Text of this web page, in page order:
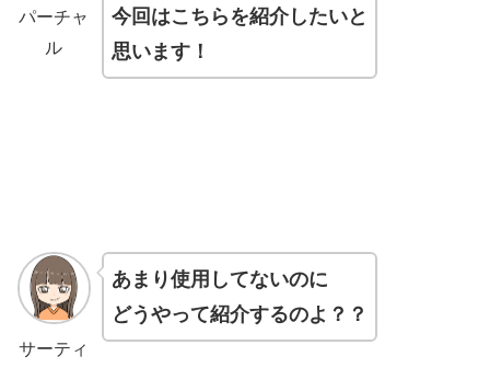
パーチャ
ル
今回はこちらを紹介したいと
思います！
サーティ
あまり使用してないのに
どうやって紹介するのよ？？